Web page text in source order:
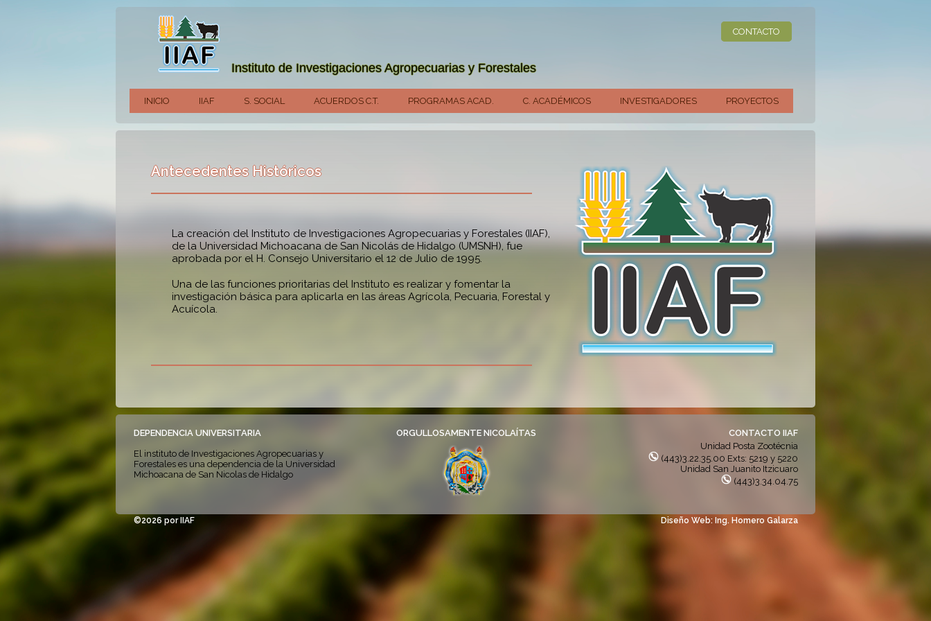
Instituto de Investigaciones Agropecuarias y Forestales
CONTACTO
INICIO IIAF S. SOCIAL ACUERDOS C.T. PROGRAMAS ACAD. C. ACADÉMICOS INVESTIGADORES PROYECTOS
Antecedentes Históricos
La creación del Instituto de Investigaciones Agropecuarias y Forestales (IIAF),
de la Universidad Michoacana de San Nicolás de Hidalgo (UMSNH), fue
aprobada por el H. Consejo Universitario el 12 de Julio de 1995.
Una de las funciones prioritarias del Instituto es realizar y fomentar la
investigación básica para aplicarla en las áreas Agrícola, Pecuaria, Forestal y
Acuícola.
DEPENDENCIA UNIVERSITARIA ORGULLOSAMENTE NICOLAÍTAS
CONTACTO IIAF
El instituto de Investigaciones Agropecuarias y
Forestales es una dependencia de la Universidad
Michoacana de San Nicolas de Hidalgo
Unidad Posta Zootécnia
(443)3.22.35.00 Exts: 5219 y 5220
Unidad San Juanito Itzicuaro
(443)3.34.04.75
©2026 por IIAF Diseño Web: Ing. Homero Galarza